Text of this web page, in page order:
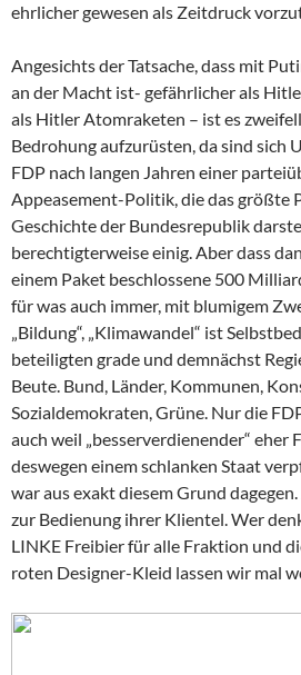
ehrlicher gewesen als Zeitdruck
Angesichts der Tatsache, dass mit
an der Macht ist- gefährlicher als
als Hitler Atomraketen – ist es
Bedrohung aufzurüsten, da sind sich
FDP nach langen Jahren einer
Appeasement-Politik, die das größte
Geschichte der Bundesrepublik
berechtigterweise einig. Aber dass
einem Paket beschlossene 500
für was auch immer, mit blumigem
„Bildung“, „Klimawandel“ ist
beteiligten grade und demnächst
Beute. Bund, Länder, Kommunen,
Sozialdemokraten, Grüne. Nur die
auch weil „besserverdienender“ eher
deswegen einem schlanken Staat
war aus exakt diesem Grund
zur Bedienung ihrer Klientel. Wer
LINKE Freibier für alle Fraktion und
roten Designer-Kleid lassen wir mal